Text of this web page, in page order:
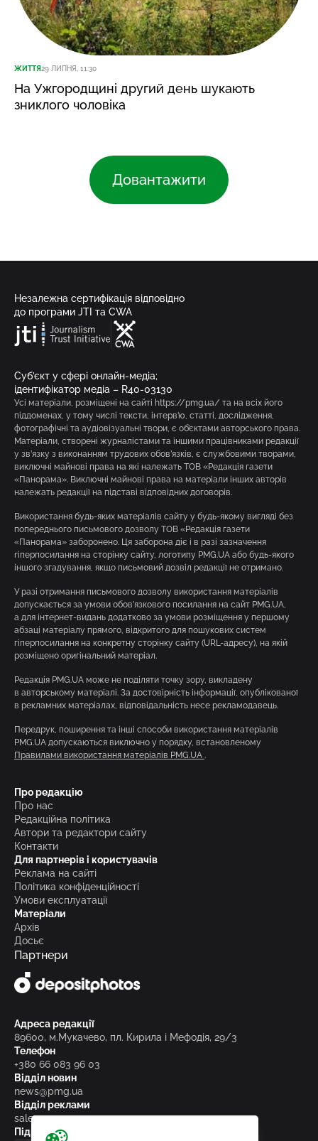
ЖИТТЯ29 ЛИПНЯ, 11:30
На Ужгородщині другий день шукають
зниклого чоловіка
Довантажити
Незалежна сертифікація відповідно
до програми JTI та CWA
Суб’єкт у сфері онлайн-медіа;
ідентифікатор медіа – R40-03130
Усі матеріали, розміщені на сайті https://pmg.ua/ та на всіх його
піддоменах, у тому числі тексти, інтерв’ю, статті, дослідження,
фотографічні та аудіовізуальні твори, є об’єктами авторського права.
Матеріали, створені журналістами та іншими працівниками редакції
у зв’язку з виконанням трудових обов’язків, є службовими творами,
виключні майнові права на які належать ТОВ «Редакція газети
«Панорама». Виключні майнові права на матеріали інших авторів
належать редакції на підставі відповідних договорів.
Використання будь-яких матеріалів сайту у будь-якому вигляді без
попереднього письмового дозволу ТОВ «Редакція газети
«Панорама» заборонено. Ця заборона діє і в разі зазначення
гіперпосилання на сторінку сайту, логотипу PMG.UA або будь-якого
іншого згадування, якщо письмовий дозвіл редакції не отримано.
У разі отримання письмового дозволу використання матеріалів
допускається за умови обов’язкового посилання на сайт PMG.UA,
а для інтернет-видань додатково за умови розміщення у першому
абзаці матеріалу прямого, відкритого для пошукових систем
гіперпосилання на конкретну сторінку сайту (URL-адресу), на якій
розміщено оригінальний матеріал.
Редакція PMG.UA може не поділяти точку зору, викладену
в авторському матеріалі. За достовірність інформації, опублікованої
в рекламних матеріалах, відповідальність несе рекламодавець.
Передрук, поширення та інші способи використання матеріалів
PMG.UA допускаються виключно у порядку, встановленому
Правилами використання матеріалів PMG.UA .
Про редакцію
Про нас
Редакційна політика
Автори та редактори сайту
Контакти
Для партнерів і користувачів
Реклама на сайті
Політика конфіденційності
Умови експлуатації
Матеріали
Архів
Досьє
Партнери
Адреса редакції
89600, м.Мукачево, пл. Кирила і Мефодія, 29/3
Телефон
+380 66 083 96 03
Відділ новин
news@pmg.ua
Відділ реклами
sales@pmg.ua
Підписуйтесь на нас у соціальних мережах